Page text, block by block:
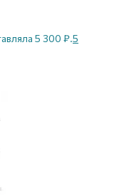
5 300 ₽.5